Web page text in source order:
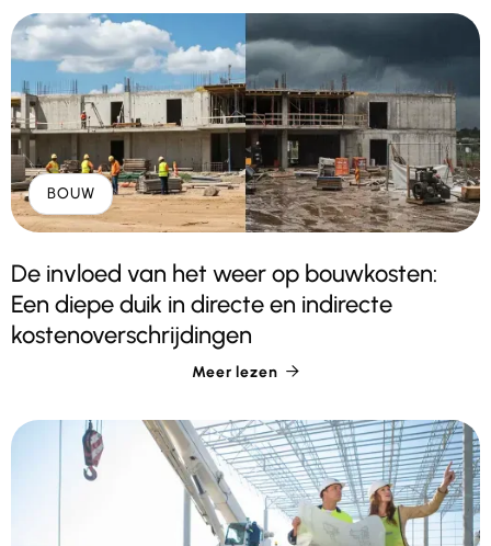
BOUW
De invloed van het weer op bouwkosten:
Een diepe duik in directe en indirecte
kostenoverschrijdingen
Meer lezen 